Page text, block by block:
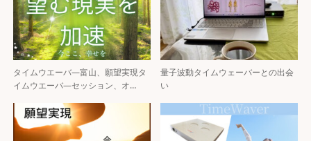
タイムウエーバ―富山、願望実現タ
イムウエーバ―セッション、オ…
量子波動タイムウェーバーとの出会
い